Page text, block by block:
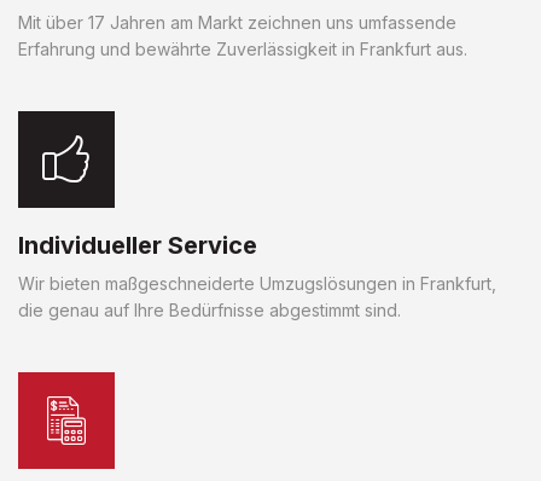
Mit über 17 Jahren am Markt zeichnen uns umfassende
Erfahrung und bewährte Zuverlässigkeit in Frankfurt aus.
Individueller Service
Wir bieten maßgeschneiderte Umzugslösungen in Frankfurt,
die genau auf Ihre Bedürfnisse abgestimmt sind.